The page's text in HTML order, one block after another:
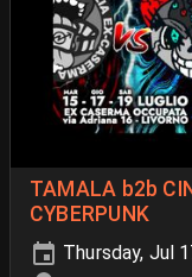
TAMALA b2b
CYBERPUNK
Thursday, Jul